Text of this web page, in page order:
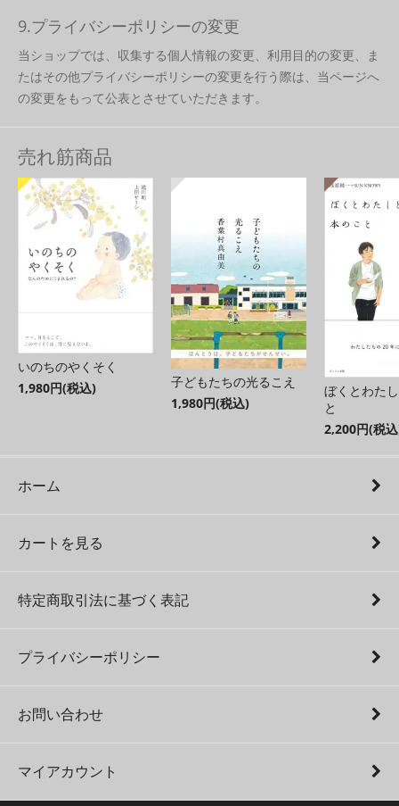
9.プライバシーポリシーの変更
当ショップでは、収集する個人情報の変更、利用目的の変更、ま
たはその他プライバシーポリシーの変更を行う際は、当ページへ
の変更をもって公表とさせていただきます。
売れ筋商品
いのちのやくそく
1,980円(税込)
子どもたちの光るこえ
1,980円(税込)
ぼくとわた
と
2,200円(税
ホーム
カートを見る
特定商取引法に基づく表記
プライバシーポリシー
お問い合わせ
マイアカウント